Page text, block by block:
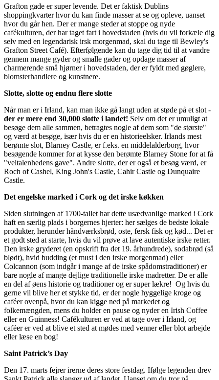
Grafton gade er super levende. Det er faktisk Dublins
shoppingkvarter hvor du kan finde masser at se og opleve, uanset
hvor du går hen. Der er mange steder at stoppe og nyde
cafékulturen, der har taget fart i hovedstaden (hvis du vil forkæle dig
selv med en legendarisk irsk morgenmad, skal du tage til Bewley's
Grafton Street Café). Efterfølgende kan du tage dig tid til at vandre
gennem mange gyder og smalle gader og opdage masser af
charmerende små hjørner i hovedstaden, der er fyldt med gøglere,
blomsterhandlere og kunstnere.
Slotte, slotte og endnu flere slotte
Når man er i Irland, kan man ikke gå langt uden at støde på et slot -
der er mere end 30,000 slotte i landet! Selv om det er umuligt at
besøge dem alle sammen, betragtes nogle af dem som "de største"
og værd at besøge, især hvis du er en historieelsker. Irlands mest
berømte slot, Blarney Castle, er f.eks. en middelalderborg, hvor
besøgende kommer for at kysse den berømte Blarney Stone for at få
"veltalenhedens gave". Andre slotte, der er også et besøg værd, er
Roch of Cashel, King John's Castle, Cahir Castle og Dunquaire
Castle.
Det engelske marked i Cork og det irske køkken
Siden slutningen af 1700-tallet har dette usædvanlige marked i Cork
haft en særlig plads i borgernes hjerter: her sælges de bedste lokale
produkter, herunder håndværksbrød, oste, fersk fisk og kød... Det er
et godt sted at starte, hvis du vil prøve at lave autentiske irske retter.
Den irske gryderet (en opskrift fra det 19. århundrede), sodabrød (så
blødt), hvid budding (et must i den irske morgenmad) eller
Colcannon (som indgår i mange af de irske spådomstraditioner) er
bare nogle af mange dejlige traditionelle irske madretter. De er alle
en del af øens historie og traditioner og er super lækre! Og hvis du
gerne vil blive her et stykke tid, er der nogle hyggelige kroge og
caféer ovenpå, hvor du kan kigge ned på markedet og
folkemængden, mens du holder en pause og nyder en Irish Coffee
eller en Guinness! Cafékulturen er ved at tage over i Irland, og
caféer er ved at blive et sted at mødes med venner eller blot arbejde
eller læse en bog!
Saint Patrick’s Day
Den 17. marts fejrer irerne deres store festdag. Ifølge legenden drev